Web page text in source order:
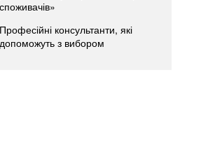
споживачів»
Професійні консультанти, які
допоможуть з вибором